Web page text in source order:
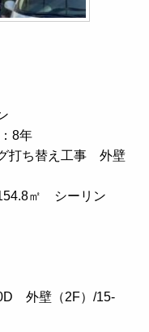
8年
打ち替え工事 外壁
㎡ シーリン
外壁（2F）/15-